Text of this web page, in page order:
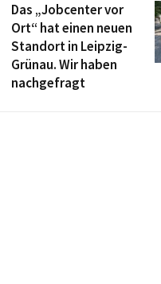
Das „Jobcenter vor
Ort“ hat einen neuen
Standort in Leipzig-
Grünau. Wir haben
nachgefragt